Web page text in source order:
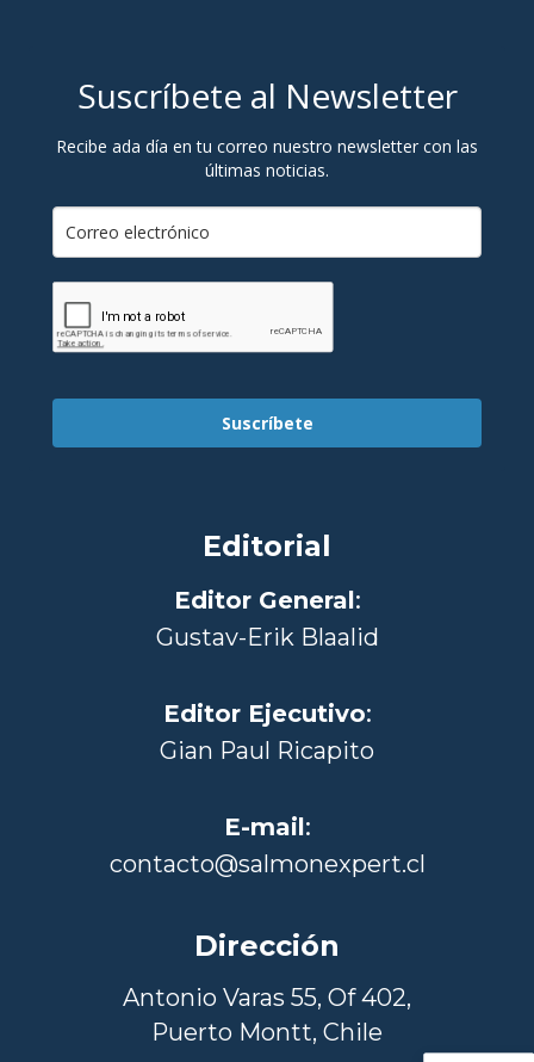
Suscríbete al Newsletter
Recibe ada día en tu correo nuestro newsletter con las
últimas noticias.
Suscríbete
Editorial
Editor General:
Gustav-Erik Blaalid
Editor Ejecutivo:
Gian Paul Ricapito
E-mail:
contacto@salmonexpert.cl
Dirección
Antonio Varas 55, Of 402,
Puerto Montt, Chile